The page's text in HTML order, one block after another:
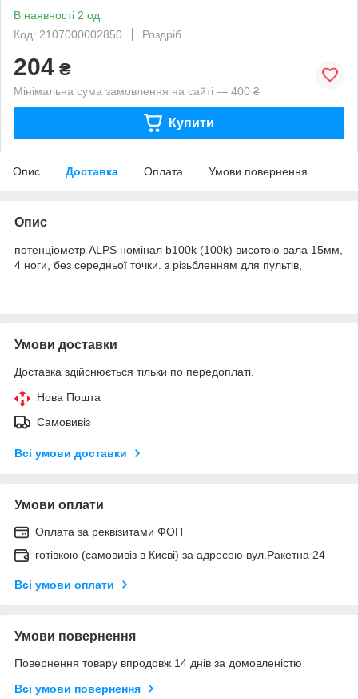
В наявності 2 од.
Код: 2107000002850
Роздріб
204 ₴
Мінімальна сума замовлення на сайті — 400 ₴
Купити
Опис Доставка Оплата Умови повернення
Опис
потенціометр ALPS номінал b100k (100k) висотою вала 15мм,
4 ноги, без середньої точки. з різьбленням для пультів,
Умови доставки
Доставка здійснюється тільки по передоплаті.
Нова Пошта
Самовивіз
Всі умови доставки
Умови оплати
Оплата за реквізитами ФОП
готівкою (самовивіз в Києві) за адресою вул.Ракетна 24
Всі умови оплати
Умови повернення
Повернення товару впродовж 14 днів за домовленістю
Всі умови повернення